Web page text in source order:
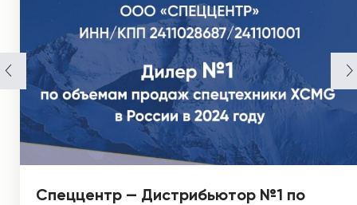
Спеццентр — Дистрибьютор №1 по